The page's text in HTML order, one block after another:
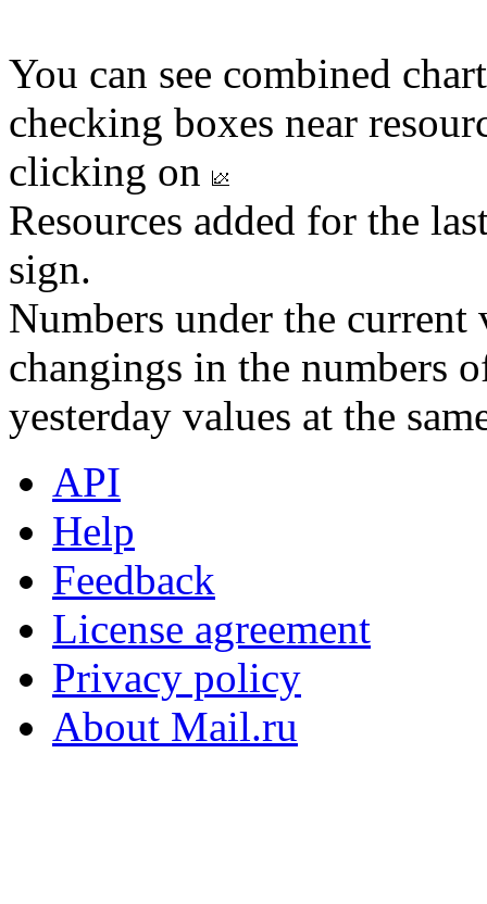
You can see combined
checking boxes near
clicking on
Resources added for the
sign.
Numbers under the
changings in the numbers
yesterday values at the
API
Help
Feedback
License agreement
Privacy policy
About Mail.ru